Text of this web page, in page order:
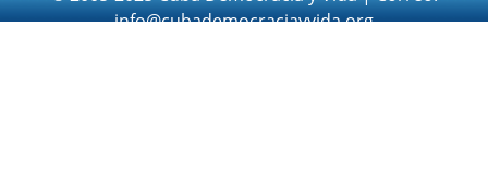
info@cubademocraciayvida.org